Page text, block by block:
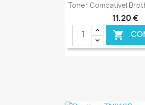
Ver+
Toner Compatível
11,20 €
